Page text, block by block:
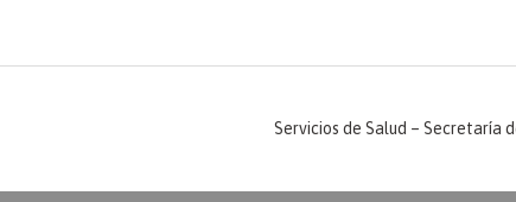
Servicios de Salud – Secretaría